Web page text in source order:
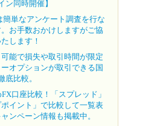
ン同時開催】
簡単なアンケート調査を行な
お手数おかけしますがご協
します！
能で損失や取引時間が限定
オプションが取引できる国
底比較。
口座比較！「スプレッド」
イント」で比較して一覧表
ンペーン情報も掲載中。